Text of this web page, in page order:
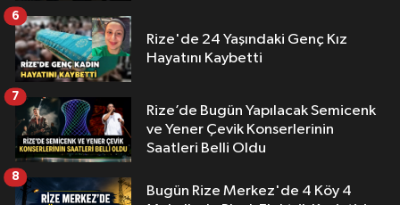
Rize'de 24 Yaşındaki Genç Kız
Hayatını Kaybetti
6
Rize’de Bugün Yapılacak Semicenk
ve Yener Çevik Konserlerinin
Saatleri Belli Oldu
7
Bugün Rize Merkez'de 4 Köy 4
8